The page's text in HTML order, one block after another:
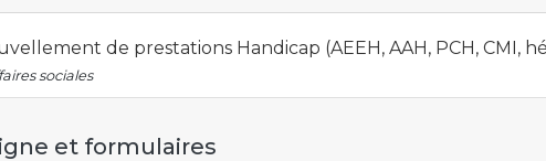
de prestations Handicap (AEEH, AAH, PCH, CMI,
sociales
et formulaires